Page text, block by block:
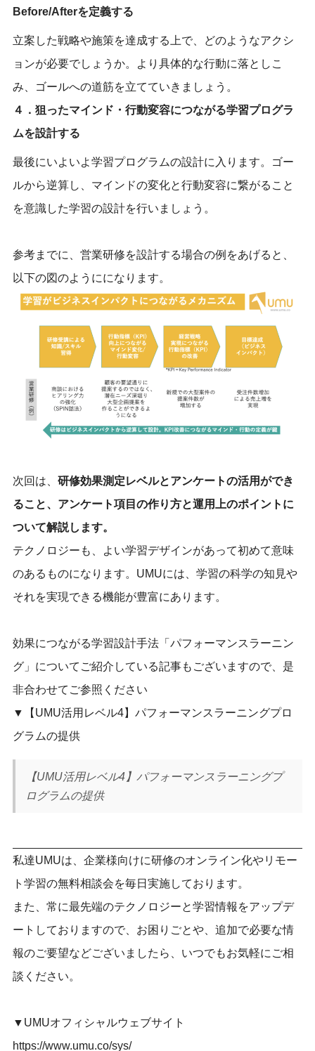
Before/Afterを定義する
立案した戦略や施策を達成する上で、どのようなアクシ
ョンが必要でしょうか。より具体的な行動に落としこ
み、ゴールへの道筋を立てていきましょう。
４．狙ったマインド・行動変容につながる学習プログラ
ムを設計する
最後にいよいよ学習プログラムの設計に入ります。ゴー
ルから逆算し、マインドの変化と行動変容に繋がること
を意識した学習の設計を行いましょう。
参考までに、営業研修を設計する場合の例をあげると、
以下の図のようにになります。
次回は、 研修効果測定レベルとアンケートの活用ができ
ること、アンケート項目の作り方と運用上のポイントに
ついて解説します。
テクノロジーも、よい学習デザインがあって初めて意味
のあるものになります。UMUには、学習の科学の知見や
それを実現できる機能が豊富にあります。
効果につながる学習設計手法「パフォーマンスラーニン
グ」についてご紹介している記事もございますので、是
非合わせてご参照ください
▼【UMU活用レベル4】パフォーマンスラーニングプロ
グラムの提供
【UMU活用レベル4】パフォーマンスラーニングプ
ログラムの提供
私達UMUは、企業様向けに研修のオンライン化やリモー
ト学習の無料相談会を毎日実施しております。
また、常に最先端のテクノロジーと学習情報をアップデ
ートしておりますので、お困りごとや、追加で必要な情
報のご要望などございましたら、いつでもお気軽にご相
談ください。
▼UMUオフィシャルウェブサイト
https://www.umu.co/sys/